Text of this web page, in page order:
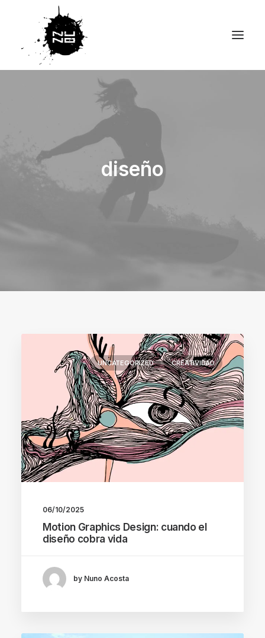
diseño
UNCATEGORIZED CREATIVIDAD
06/10/2025
Motion Graphics Design: cuando el
diseño cobra vida
by Nuno Acosta